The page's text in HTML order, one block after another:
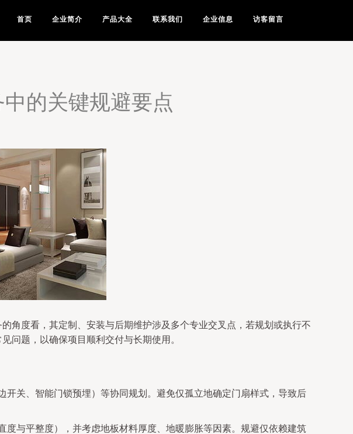
首页 企业简介 产品大全 联系我们 企业信息 访客留言
的关键规避要点
角度看，其定制、安装与后期维护涉及多个专业交叉点，若规划或执行不
问题，以确保项目顺利交付与长期使用。
开关、智能门锁预埋）等协同规划。避免仅孤立地确定门扇样式，导致后
度与平整度），并考虑地板材料厚度、地暖膨胀等因素。规避仅依赖建筑